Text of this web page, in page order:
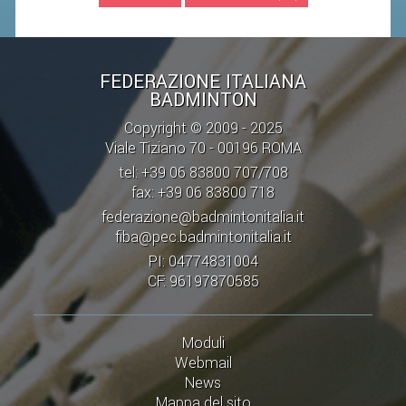
FEDERAZIONE ITALIANA
BADMINTON
Copyright © 2009 - 2025
Viale Tiziano 70 - 00196 ROMA
tel: +39 06 83800 707/708
fax: +39 06 83800 718
federazione@badmintonitalia.it
fiba@pec.badmintonitalia.it
PI: 04774831004
CF: 96197870585
Moduli
Webmail
News
STAFF TECNICO
CTF – PALABADMINTON
ATLETI D'INTERESSE NAZIONALE
SCHEDE ATLETI
VOLA CON NOI
CENTRI TECNICI TERRITORIALI
COMMISSIONE ATLETI
TESSERAMENTO
AFFILIAZIONE E TESSERAMENTO
QUOTE E TASSE
CONVENZIONI